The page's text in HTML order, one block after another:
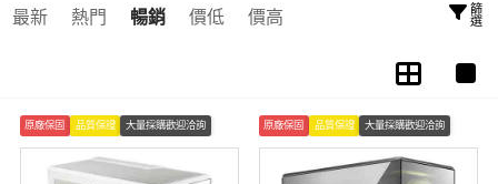
最新 熱門 暢銷 價低 價高 篩選
原廠保固 品質保證 大量採購歡迎洽詢 原廠保固 品質保證 大量採購歡迎洽詢